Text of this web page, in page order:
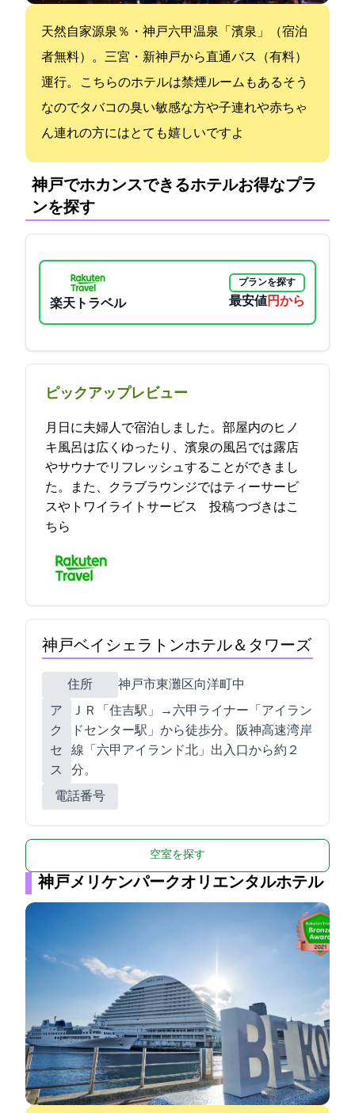
天然自家源泉100％・神戸六甲温泉「濱泉」（宿泊
者無料）。三宮・新神戸から直通バス（有料）
運行。 こちらのホテルは禁煙ルームもあるそう
なのでタバコの臭い敏感な方や子連れや赤ちゃ
ん連れの方にはとても嬉しいですよ
神戸でホカンスできるホテル:お得なプラ
ンを探す
楽天トラベル
プランを探す
最安値6900円から
ピックアップレビュー
12月9日に夫婦2人で宿泊しました。部屋内のヒノ
キ風呂は広くゆったり、濱泉の風呂では露店
やサウナでリフレッシュすることができまし
た。また、クラブラウンジではティーサービ
スやトワイライトサービス… 2021-12-15 21:04:50投稿つづきはこ
ちら
神戸ベイシェラトンホテル＆タワーズ
住所
神戸市東灘区向洋町中2-13
ア
ク
セ
ス
ＪＲ「住吉駅」→六甲ライナー「アイラン
ドセンター駅」から徒歩1分。阪神高速湾岸
線「六甲アイランド北」出入口から約２
分。
電話番号
空室を探す
神戸メリケンパークオリエンタルホテル